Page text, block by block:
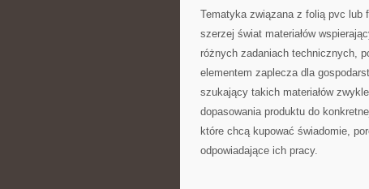
Tematyka związana z folią pvc lub
szerzej świat materiałów
różnych zadaniach technicznych,
elementem zaplecza dla
szukający takich materiałów
dopasowania produktu do
które chcą kupować świadomie,
odpowiadające ich pracy.